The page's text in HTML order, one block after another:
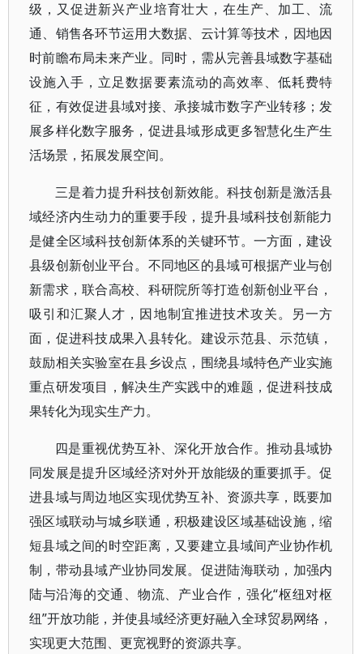
级，又促进新兴产业培育壮大，在生产、加工、流
通、销售各环节运用大数据、云计算等技术，因地因
时前瞻布局未来产业。同时，需从完善县域数字基础
设施入手，立足数据要素流动的高效率、低耗费特
征，有效促进县域对接、承接城市数字产业转移；发
展多样化数字服务，促进县域形成更多智慧化生产生
活场景，拓展发展空间。
三是着力提升科技创新效能。科技创新是激活县
域经济内生动力的重要手段，提升县域科技创新能力
是健全区域科技创新体系的关键环节。一方面，建设
县级创新创业平台。不同地区的县域可根据产业与创
新需求，联合高校、科研院所等打造创新创业平台，
吸引和汇聚人才，因地制宜推进技术攻关。另一方
面，促进科技成果入县转化。建设示范县、示范镇，
鼓励相关实验室在县乡设点，围绕县域特色产业实施
重点研发项目，解决生产实践中的难题，促进科技成
果转化为现实生产力。
四是重视优势互补、深化开放合作。推动县域协
同发展是提升区域经济对外开放能级的重要抓手。促
进县域与周边地区实现优势互补、资源共享，既要加
强区域联动与城乡联通，积极建设区域基础设施，缩
短县域之间的时空距离，又要建立县域间产业协作机
制，带动县域产业协同发展。促进陆海联动，加强内
陆与沿海的交通、物流、产业合作，强化“枢纽对枢
纽”开放功能，并使县域经济更好融入全球贸易网络，
实现更大范围、更宽视野的资源共享。